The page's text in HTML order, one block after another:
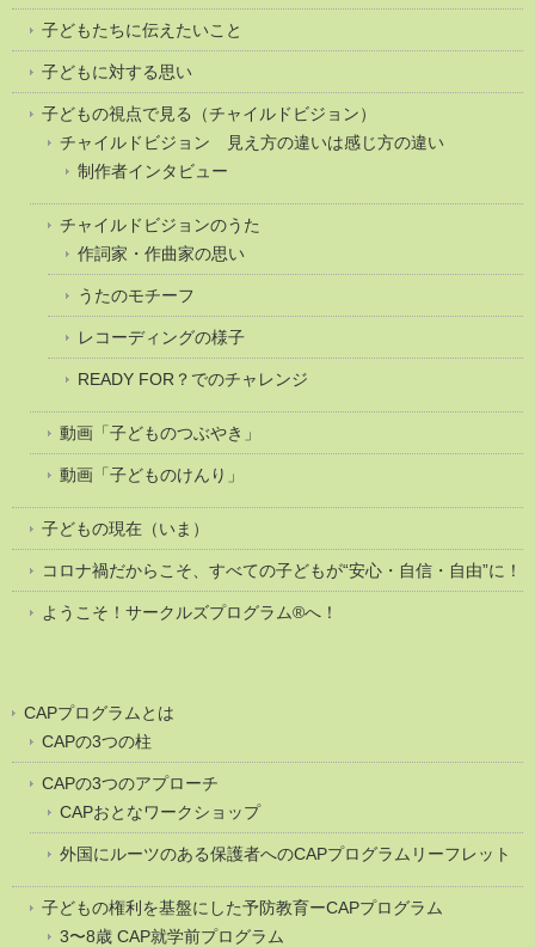
子どもたちに伝えたいこと
子どもに対する思い
子どもの視点で見る（チャイルドビジョン）
チャイルドビジョン 見え方の違いは感じ方の違い
制作者インタビュー
チャイルドビジョンのうた
作詞家・作曲家の思い
うたのモチーフ
レコーディングの様子
READY FOR？でのチャレンジ
動画「子どものつぶやき」
動画「子どものけんり」
子どもの現在（いま）
コロナ禍だからこそ、すべての子どもが“安心・自信・自由”に！
ようこそ！サークルズプログラム®へ！
CAPプログラムとは
CAPの3つの柱
CAPの3つのアプローチ
CAPおとなワークショップ
外国にルーツのある保護者へのCAPプログラムリーフレット
子どもの権利を基盤にした予防教育ーCAPプログラム
3〜8歳 CAP就学前プログラム